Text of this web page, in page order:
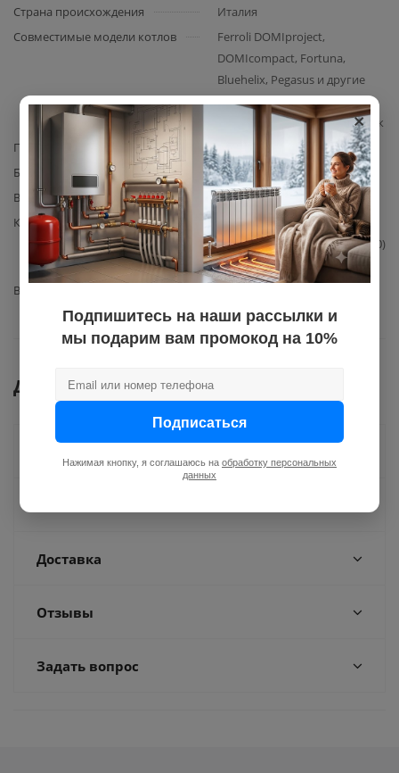
Страна происхождения
Италия
Совместимые модели котлов
Ferroli DOMIproject,
DOMIcompact, Fortuna,
Bluehelix, Pegasus и другие
модели, использующие
данный расширительный бак
Производитель
Ferroli
Базовая единица
шт
Вес с упаковкой
2,2
Комплектация
Расширительный бак Ferroli
(артикулы 36802641, 39804890)
– 1 шт.
Вид запчасти
Документы
Доставка
Отзывы
Задать вопрос
×
Подпишитесь на наши рассылки и
мы подарим вам промокод на 10%
Подписаться
Нажимая кнопку, я соглашаюсь на обработку персональных
данных